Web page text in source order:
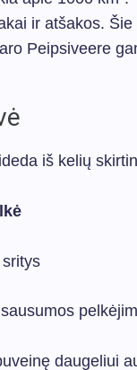
ir atšakos.
Peipsiveere
iš kelių
daugeliui